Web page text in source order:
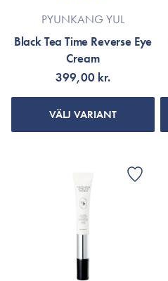
PYUNKANG YUL
Black Tea Time Reverse Eye
Cream
399,00 kr.
VÄLJ VARIANT